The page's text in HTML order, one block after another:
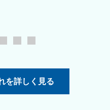
を詳しく見る